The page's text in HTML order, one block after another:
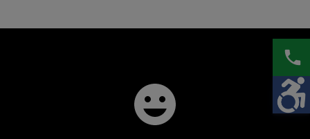
phone